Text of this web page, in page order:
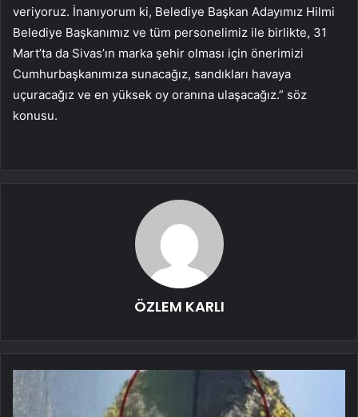
veriyoruz. İnanıyorum ki, Belediye Başkan Adayımız Hilmi
Belediye Başkanımız ve tüm personelimiz ile birlikte, 31
Mart’ta da Sivas’ın marka şehir olması için önerimizi
Cumhurbaşkanımıza sunacağız, sandıkları havaya
uçuracağız ve en yüksek oy oranına ulaşacağız.” söz
konusu.
ÖZLEM KARLI